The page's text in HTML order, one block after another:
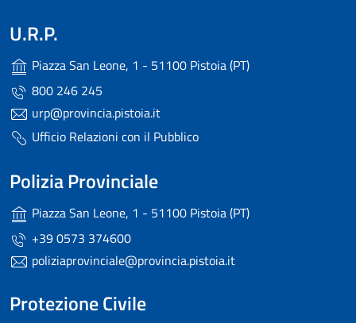
U.R.P.
Piazza San Leone, 1 - 51100 Pistoia (PT)
800 246 245
urp@provincia.pistoia.it
Ufficio Relazioni con il Pubblico
Polizia Provinciale
Piazza San Leone, 1 - 51100 Pistoia (PT)
+39 0573 374600
poliziaprovinciale@provincia.pistoia.it
Protezione Civile